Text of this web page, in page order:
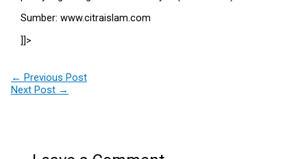
Sumber: www.citraislam.com
]]>
← Previous Post
Next Post →